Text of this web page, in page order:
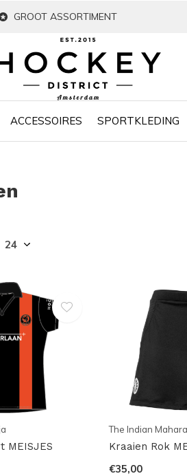
ACCESSOIRES SPORTKLEDING
GROOT ASSORTIMENT
MEISJES
The Indian
Kraaien Rok
€35,00